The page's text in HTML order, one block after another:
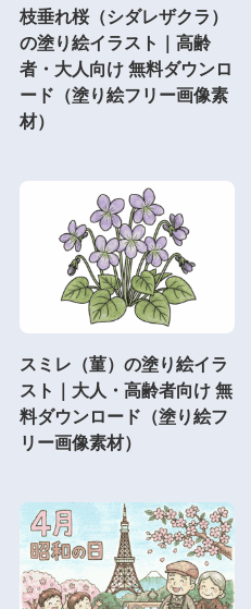
枝垂れ桜（シダレザクラ）
の塗り絵イラスト｜高齢
者・大人向け 無料ダウンロ
ード（塗り絵フリー画像素
材）
スミレ（菫）の塗り絵イラ
スト｜大人・高齢者向け 無
料ダウンロード（塗り絵フ
リー画像素材）